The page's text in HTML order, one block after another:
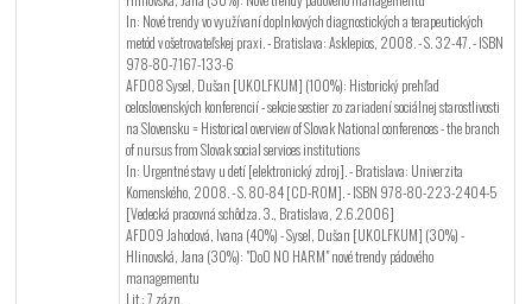
In: Nové trendy vo využívaní doplnkových diagnostických a terapeutických
metód v ošetrovateľskej praxi. - Bratislava: Asklepios, 2008. - S. 32-47. - ISBN
978-80-7167-133-6
AFD08 Sysel, Dušan [UKOLFKUM] (100%): Historický prehľad
celoslovenských konferencií - sekcie sestier zo zariadení sociálnej starostlivosti
na Slovensku = Historical overview of Slovak National conferences - the branch
of nursus from Slovak social services institutions
In: Urgentné stavy u detí [elektronický zdroj]. - Bratislava: Univerzita
Komenského, 2008. - S. 80-84 [CD-ROM]. - ISBN 978-80-223-2404-5
[Vedecká pracovná schôdza. 3., Bratislava, 2.6.2006]
AFD09 Jahodová, Ivana (40%) - Sysel, Dušan [UKOLFKUM] (30%) -
Hlinovská, Jana (30%): "DoO NO HARM" nové trendy pádového
managementu
Lit.: 7 zázn.